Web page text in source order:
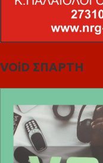
VOiD ΣΠΑΡΤΗ